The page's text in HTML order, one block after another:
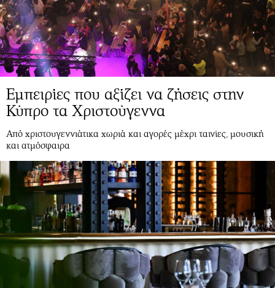
Εμπειρίες που αξίζει να ζήσεις στην
Κύπρο τα Χριστούγεννα
Από χριστουγεννιάτικα χωριά και αγορές μέχρι ταινίες, μουσική
και ατμόσφαιρα